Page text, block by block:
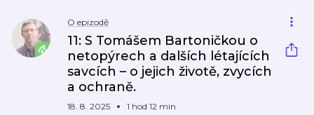
O epizodě
11: S Tomášem Bartoničkou o
netopýrech a dalších létajících
savcích – o jejich životě, zvycích
a ochraně.
18. 8. 2025 1 hod 12 min